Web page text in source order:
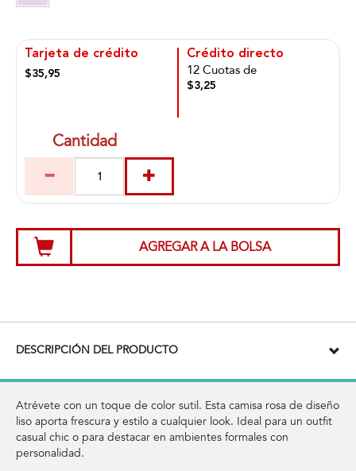
Tarjeta de crédito
$35,95
Crédito directo
12 Cuotas de
$3,25
Cantidad
AGREGAR A LA BOLSA
DESCRIPCIÓN DEL PRODUCTO
Atrévete con un toque de color sutil. Esta camisa rosa de diseño
liso aporta frescura y estilo a cualquier look. Ideal para un outfit
casual chic o para destacar en ambientes formales con
personalidad.